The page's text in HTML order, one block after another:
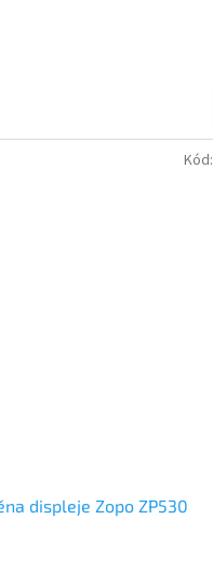
displeje Zopo ZP530
Kód: